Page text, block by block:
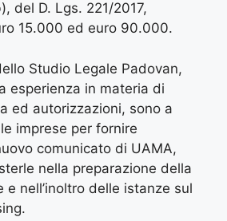
del D. Lgs. 221/2017,
15.000 ed euro 90.000.
Studio Legale Padovan,
esperienza in materia di
ed autorizzazioni, sono a
imprese per fornire
comunicato di UAMA,
nella preparazione della
e nell’inoltro delle istanze sul